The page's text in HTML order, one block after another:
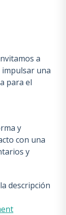
a
una
para el
y
con una
y
descripción